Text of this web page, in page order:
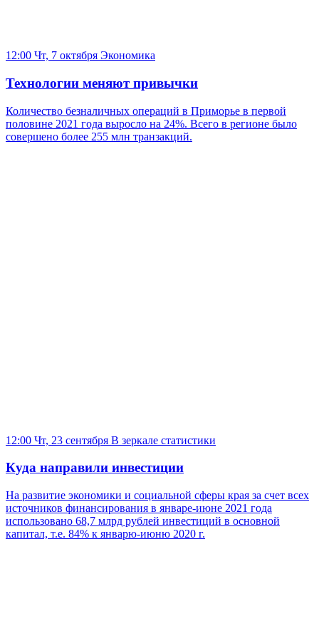
12:00 Чт, 7 октября Экономика
Технологии меняют привычки
Количество безналичных операций в Приморье в первой
половине 2021 года выросло на 24%. Всего в регионе было
совершено более 255 млн транзакций.
12:00 Чт, 23 сентября В зеркале статистики
Куда направили инвестиции
На развитие экономики и социальной сферы края за счет всех
источников финансирования в январе-июне 2021 года
использовано 68,7 млрд рублей инвестиций в основной
капитал, т.е. 84% к январю-июню 2020 г.